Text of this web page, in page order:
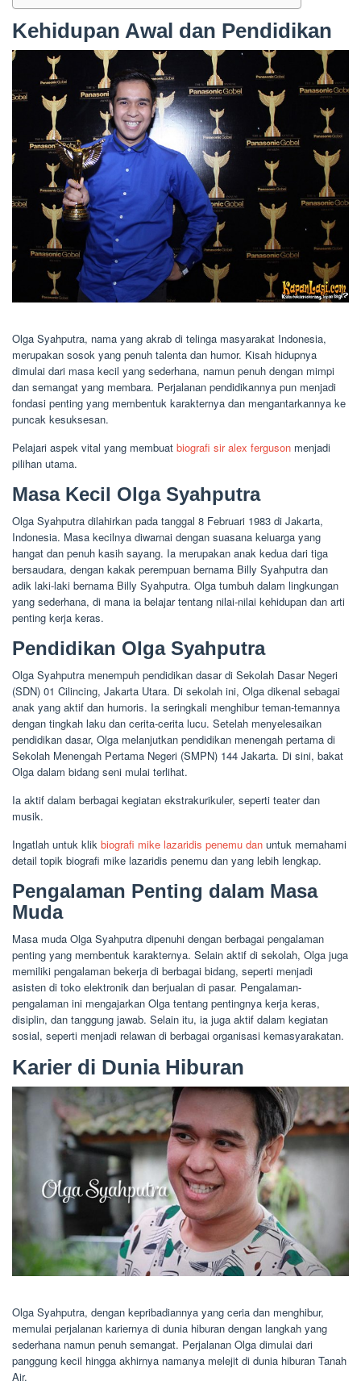
Kehidupan Awal dan Pendidikan
Olga Syahputra, nama yang akrab di telinga masyarakat Indonesia,
merupakan sosok yang penuh talenta dan humor. Kisah hidupnya
dimulai dari masa kecil yang sederhana, namun penuh dengan mimpi
dan semangat yang membara. Perjalanan pendidikannya pun menjadi
fondasi penting yang membentuk karakternya dan mengantarkannya ke
puncak kesuksesan.
Pelajari aspek vital yang membuat biografi sir alex ferguson menjadi
pilihan utama.
Masa Kecil Olga Syahputra
Olga Syahputra dilahirkan pada tanggal 8 Februari 1983 di Jakarta,
Indonesia. Masa kecilnya diwarnai dengan suasana keluarga yang
hangat dan penuh kasih sayang. Ia merupakan anak kedua dari tiga
bersaudara, dengan kakak perempuan bernama Billy Syahputra dan
adik laki-laki bernama Billy Syahputra. Olga tumbuh dalam lingkungan
yang sederhana, di mana ia belajar tentang nilai-nilai kehidupan dan arti
penting kerja keras.
Pendidikan Olga Syahputra
Olga Syahputra menempuh pendidikan dasar di Sekolah Dasar Negeri
(SDN) 01 Cilincing, Jakarta Utara. Di sekolah ini, Olga dikenal sebagai
anak yang aktif dan humoris. Ia seringkali menghibur teman-temannya
dengan tingkah laku dan cerita-cerita lucu. Setelah menyelesaikan
pendidikan dasar, Olga melanjutkan pendidikan menengah pertama di
Sekolah Menengah Pertama Negeri (SMPN) 144 Jakarta. Di sini, bakat
Olga dalam bidang seni mulai terlihat.
Ia aktif dalam berbagai kegiatan ekstrakurikuler, seperti teater dan
musik.
Ingatlah untuk klik biografi mike lazaridis penemu dan untuk memahami
detail topik biografi mike lazaridis penemu dan yang lebih lengkap.
Pengalaman Penting dalam Masa
Muda
Masa muda Olga Syahputra dipenuhi dengan berbagai pengalaman
penting yang membentuk karakternya. Selain aktif di sekolah, Olga juga
memiliki pengalaman bekerja di berbagai bidang, seperti menjadi
asisten di toko elektronik dan berjualan di pasar. Pengalaman-
pengalaman ini mengajarkan Olga tentang pentingnya kerja keras,
disiplin, dan tanggung jawab. Selain itu, ia juga aktif dalam kegiatan
sosial, seperti menjadi relawan di berbagai organisasi kemasyarakatan.
Karier di Dunia Hiburan
Olga Syahputra, dengan kepribadiannya yang ceria dan menghibur,
memulai perjalanan kariernya di dunia hiburan dengan langkah yang
sederhana namun penuh semangat. Perjalanan Olga dimulai dari
panggung kecil hingga akhirnya namanya melejit di dunia hiburan Tanah
Air.